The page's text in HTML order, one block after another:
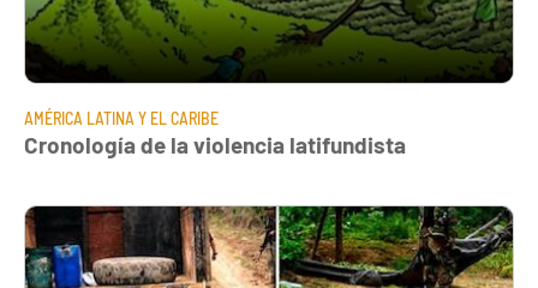
AMÉRICA LATINA Y EL CARIBE
Cronología de la violencia latifundista